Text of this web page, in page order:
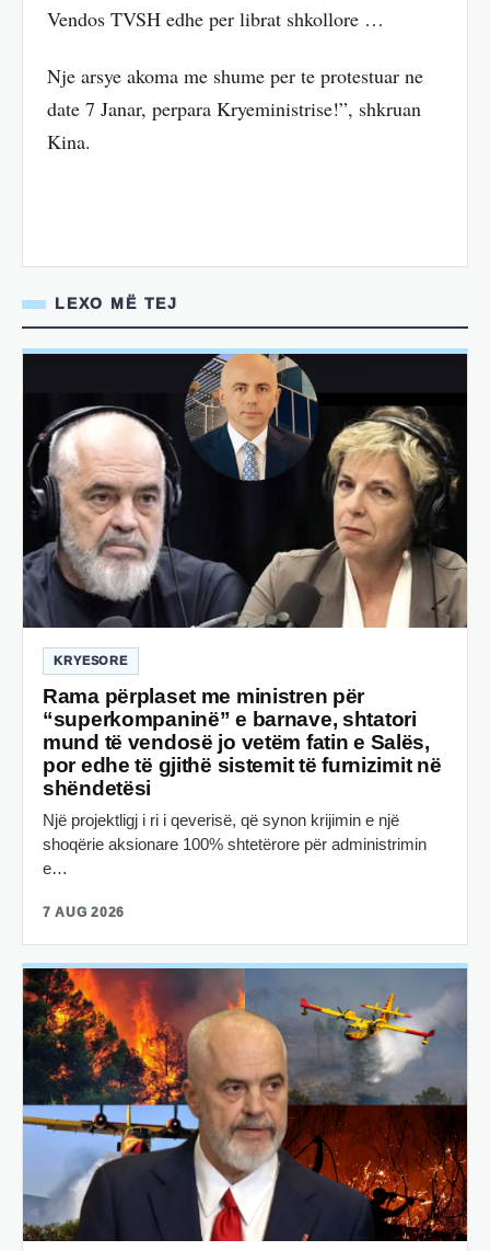
Vendos TVSH edhe per librat shkollore …
Nje arsye akoma me shume per te protestuar ne
date 7 Janar, perpara Kryeministrise!”, shkruan
Kina.
LEXO MË TEJ
KRYESORE
Rama përplaset me ministren për
“superkompaninë” e barnave, shtatori
mund të vendosë jo vetëm fatin e Salës,
por edhe të gjithë sistemit të furnizimit në
shëndetësi
Një projektligj i ri i qeverisë, që synon krijimin e një
shoqërie aksionare 100% shtetërore për administrimin
e…
7 AUG 2026